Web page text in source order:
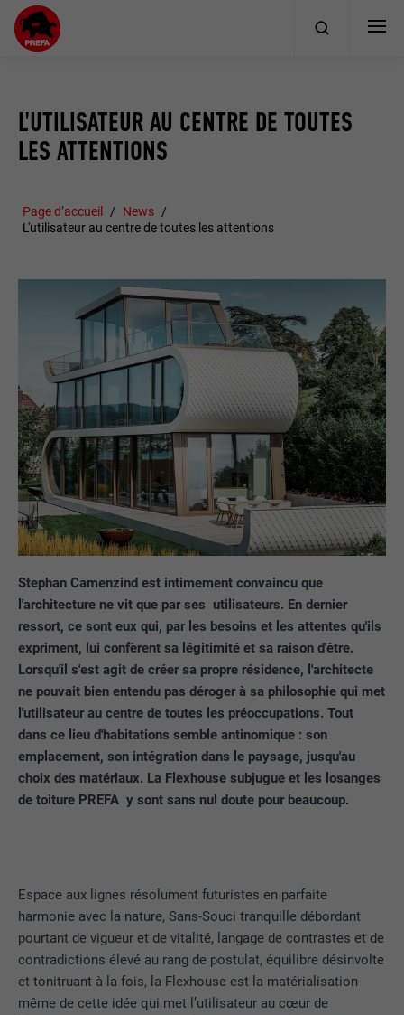
L'UTILISATEUR AU CENTRE DE TOUTES
LES ATTENTIONS
Page d’accueil
News
L'utilisateur au centre de toutes les attentions
Stephan Camenzind est intimement convaincu que
l'architecture ne vit que par ses utilisateurs. En dernier
ressort, ce sont eux qui, par les besoins et les attentes qu'ils
expriment, lui confèrent sa légitimité et sa raison d'être.
Lorsqu'il s'est agit de créer sa propre résidence, l'architecte
ne pouvait bien entendu pas déroger à sa philosophie qui met
l'utilisateur au centre de toutes les préoccupations. Tout
dans ce lieu d'habitations semble antinomique : son
emplacement, son intégration dans le paysage, jusqu'au
choix des matériaux. La Flexhouse subjugue et les losanges
de toiture PREFA y sont sans nul doute pour beaucoup.
Espace aux lignes résolument futuristes en parfaite
harmonie avec la nature, Sans-Souci tranquille débordant
pourtant de vigueur et de vitalité, langage de contrastes et de
contradictions élevé au rang de postulat, équilibre désinvolte
et tonitruant à la fois, la Flexhouse est la matérialisation
même de cette idée qui met l’utilisateur au cœur de